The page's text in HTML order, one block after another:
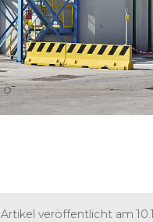
Artikel veröffentlicht am